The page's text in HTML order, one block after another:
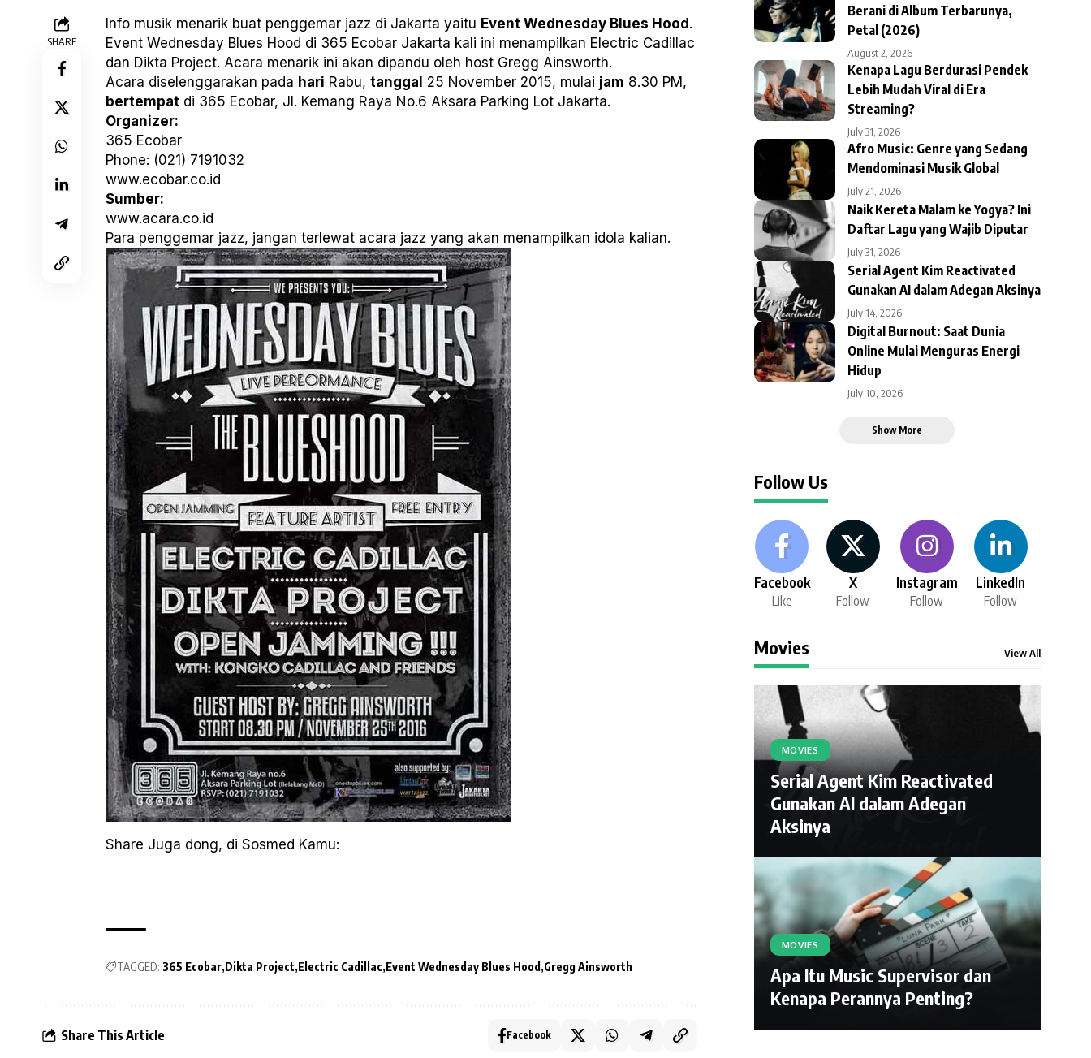
SHARE
Info musik menarik buat penggemar jazz di Jakarta yaitu Event Wednesday Blues Hood .
Event Wednesday Blues Hood di 365 Ecobar Jakarta kali ini menampilkan Electric Cadillac
dan Dikta Project. Acara menarik ini akan dipandu oleh host Gregg Ainsworth.
Acara diselenggarakan pada hari Rabu, tanggal 25 November 2015, mulai jam 8.30 PM,
bertempat di 365 Ecobar, Jl. Kemang Raya No.6 Aksara Parking Lot Jakarta.
Organizer:
365 Ecobar
Phone: (021) 7191032
www.ecobar.co.id
Sumber:
www.acara.co.id
Para penggemar jazz, jangan terlewat acara jazz yang akan menampilkan idola kalian.
Share Juga dong, di Sosmed Kamu:
TAGGED: 365 Ecobar Dikta Project Electric Cadillac Event Wednesday Blues Hood Gregg Ainsworth
Share This Article Facebook
Berani di Album Terbarunya,
Petal (2026)
August 2, 2026
Kenapa Lagu Berdurasi Pendek
Lebih Mudah Viral di Era
Streaming?
July 31, 2026
Afro Music: Genre yang Sedang
Mendominasi Musik Global
July 21, 2026
Naik Kereta Malam ke Yogya? Ini
Daftar Lagu yang Wajib Diputar
July 31, 2026
Serial Agent Kim Reactivated
Gunakan AI dalam Adegan Aksinya
July 14, 2026
Digital Burnout: Saat Dunia
Online Mulai Menguras Energi
Hidup
July 10, 2026
Show More
Follow Us
Facebook
Like
X
Follow
Instagram
Follow
LinkedIn
Follow
Movies View All
MOVIES
Serial Agent Kim Reactivated
Gunakan AI dalam Adegan
Aksinya
MOVIES
Apa Itu Music Supervisor dan
Kenapa Perannya Penting?